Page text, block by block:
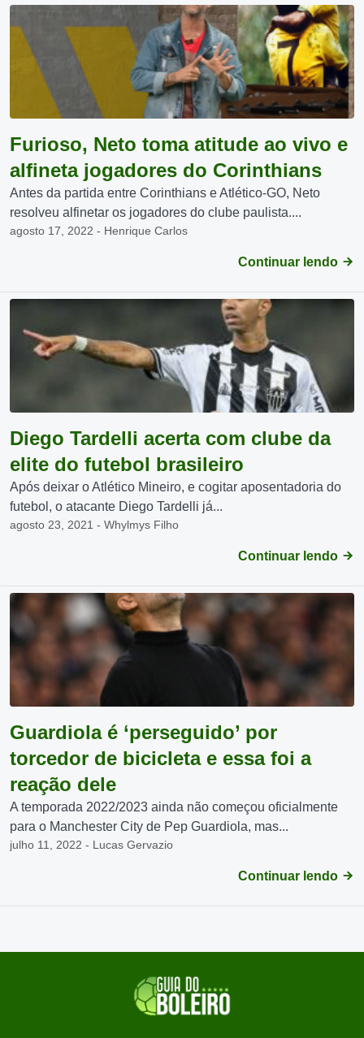
Furioso, Neto toma atitude ao vivo e
alfineta jogadores do Corinthians
Antes da partida entre Corinthians e Atlético-GO, Neto
resolveu alfinetar os jogadores do clube paulista....
agosto 17, 2022 - Henrique Carlos
Continuar lendo
Diego Tardelli acerta com clube da
elite do futebol brasileiro
Após deixar o Atlético Mineiro, e cogitar aposentadoria do
futebol, o atacante Diego Tardelli já...
agosto 23, 2021 - Whylmys Filho
Continuar lendo
Guardiola é ‘perseguido’ por
torcedor de bicicleta e essa foi a
reação dele
A temporada 2022/2023 ainda não começou oficialmente
para o Manchester City de Pep Guardiola, mas...
julho 11, 2022 - Lucas Gervazio
Continuar lendo